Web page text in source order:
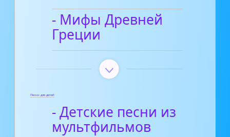
- Мифы Древней
Греции
Песни для детей
- Детские песни из
мультфильмов